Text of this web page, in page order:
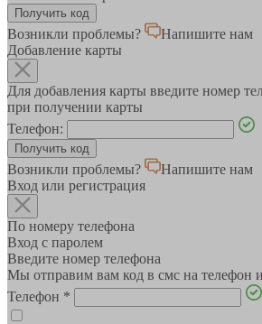
Возникли проблемы?
Напишите нам
Добавление карты
Для добавления карты введите номер
при получении карты
Телефон:
Возникли проблемы?
Напишите нам
Вход или регистрация
По номеру телефона
Вход с паролем
Введите номер телефона
Мы отправим вам код в смс на телефон
Телефон *